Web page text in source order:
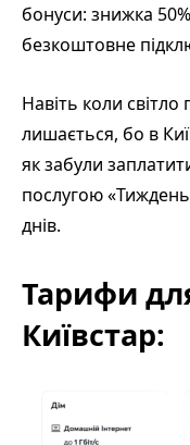
бонуси: знижка
безкоштовне
Навіть коли
лишається, бо в
як забули
послугою «Тиждень
днів.
Тарифи
Київстар: